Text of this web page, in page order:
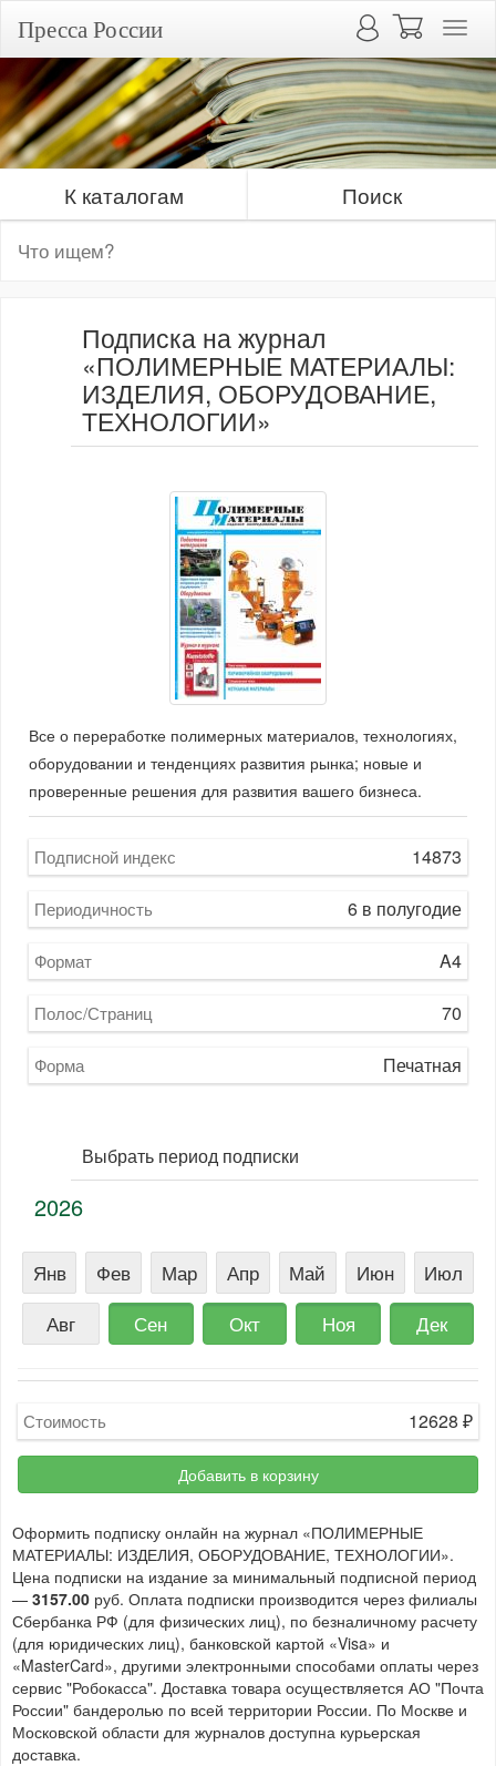
Пресса России
К каталогам Поиск
Подписка на журнал
«ПОЛИМЕРНЫЕ МАТЕРИАЛЫ:
ИЗДЕЛИЯ, ОБОРУДОВАНИЕ,
ТЕХНОЛОГИИ»
Все о переработке полимерных материалов, технологиях,
оборудовании и тенденциях развития рынка; новые и
проверенные решения для развития вашего бизнеса.
Подписной индекс 14873
Периодичность 6 в полугодие
Формат A4
Полос/Страниц 70
Форма Печатная
Выбрать период подписки
2026
Янв Фев Мар Апр Май Июн
Июл
Авг
Сен Окт Ноя Дек
Стоимость 12628 ₽
Добавить в корзину
Оформить подписку онлайн на журнал «ПОЛИМЕРНЫЕ
МАТЕРИАЛЫ: ИЗДЕЛИЯ, ОБОРУДОВАНИЕ, ТЕХНОЛОГИИ».
Цена подписки на издание за минимальный подписной период
— 3157.00 руб. Оплата подписки производится через филиалы
Сбербанка РФ (для физических лиц), по безналичному расчету
(для юридических лиц), банковской картой «Visa» и
«MasterCard», другими электронными способами оплаты через
сервис "Робокасса". Доставка товара осуществляется АО "Почта
России" бандеролью по всей территории России. По Москве и
Московской области для журналов доступна курьерская
доставка.